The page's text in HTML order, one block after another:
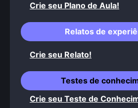
Crie seu Plano de Aula!
Relatos de
Crie seu Relato!
Testes de
Crie seu Teste de